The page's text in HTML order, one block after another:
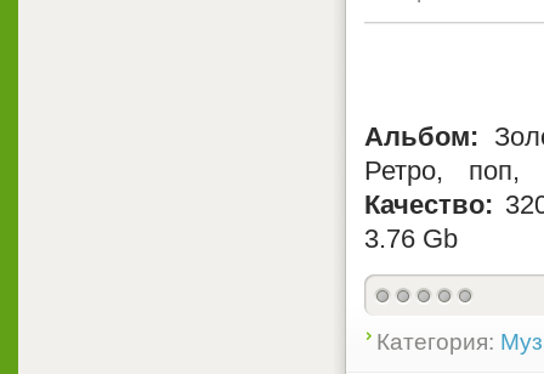
Альбом:
Ретро, поп,
Качество:
3.76 Gb
Категория: